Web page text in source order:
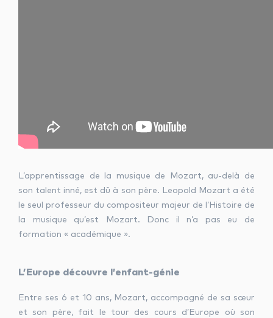
L’apprentissage de la musique de Mozart, au-delà de
son talent inné, est dû à son père. Leopold Mozart a été
le seul professeur du compositeur majeur de l’Histoire de
la musique qu’est Mozart. Donc il n’a pas eu de
formation « académique ».
L’Europe découvre l’enfant-génie
Entre ses 6 et 10 ans, Mozart, accompagné de sa sœur
et son père, fait le tour des cours d’Europe où son